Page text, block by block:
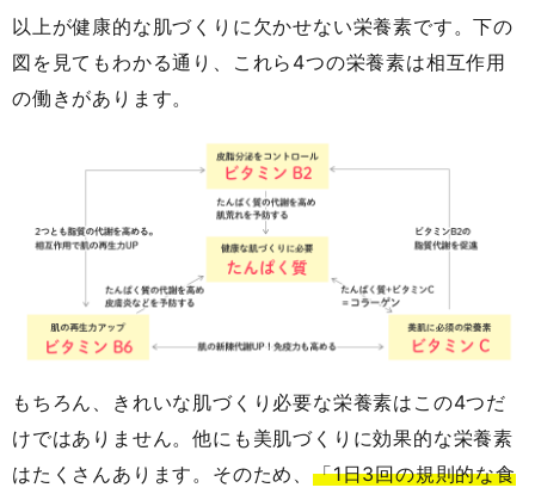
以上が健康的な肌づくりに欠かせない栄養素です。下の
図を見てもわかる通り、これら4つの栄養素は相互作用
の働きがあります。
もちろん、きれいな肌づくり必要な栄養素はこの4つだ
けではありません。他にも美肌づくりに効果的な栄養素
はたくさんあります。そのため、「1日3回の規則的な食